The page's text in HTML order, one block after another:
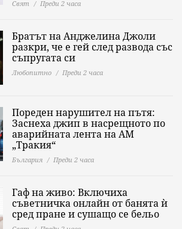
Свят Преди 2 часа
Братът на Анджелина Джоли
разкри, че е гей след развода със
съпругата си
Любопитно Преди 2 часа
Пореден нарушител на пътя:
Заснеха джип в насрещното по
аварийната лента на АМ
„Тракия“
България Преди 2 часа
Гаф на живо: Включиха
съветничка онлайн от банята ѝ
сред пране и сушащо се бельо